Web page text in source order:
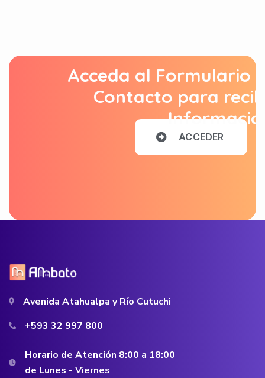
Acceda al Formulario
Contacto para
ACCEDER
Avenida Atahualpa y Río Cutuchi
+593 32 997 800
Horario de Atención 8:00 a 18:00
de Lunes - Viernes